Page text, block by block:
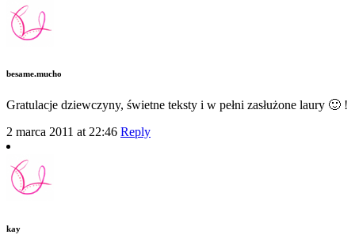
besame.mucho
Gratulacje dziewczyny, świetne teksty i w pełni zasłużone laury 🙂 !
2 marca 2011 at 22:46 Reply
kay